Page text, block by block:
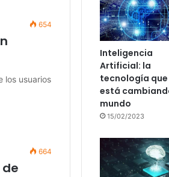
654
los usuarios
664
Inteligencia
Artificial: la
tecnología que
está
mundo
15/02/2023